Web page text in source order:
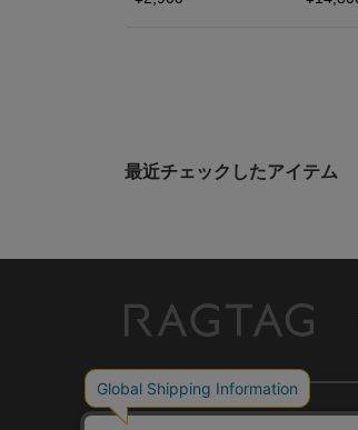
最近チェックしたアイテム